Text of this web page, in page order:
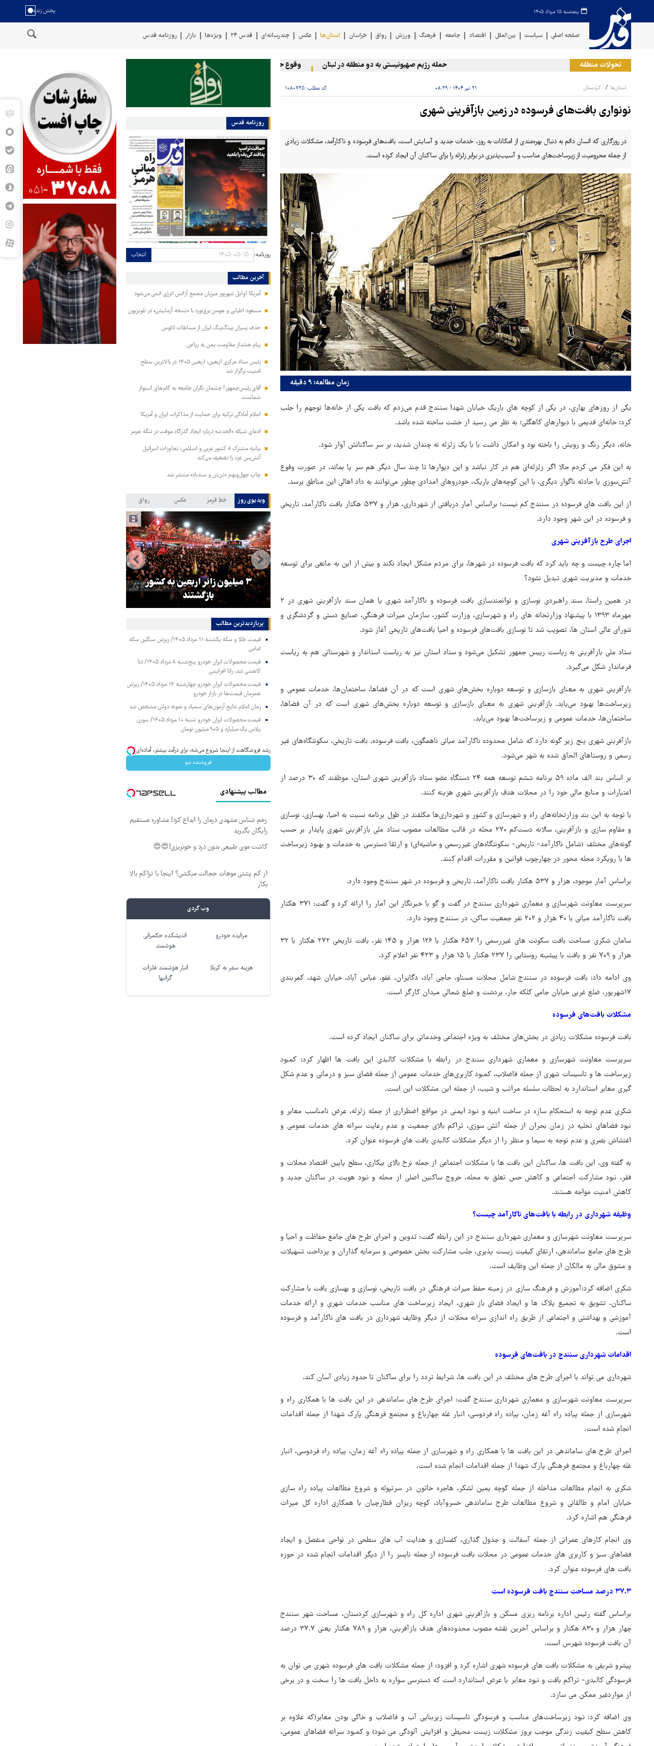
پنجشنبه ۱۵ مرداد ۱۴۰۵
صفحه اصلی سیاست بین‌الملل اقتصاد جامعه فرهنگ ورزش رواق خراسان استان‌ها عکس چندرسانه‌ای قدس ۲۴ ویژه‌ها بازار روزنامه قدس
تحولات منطقه حمله رژیم صهیونیستی به دو منطقه در لبنان وقوع حادثه دریایی در سواحل عمان سخنگوی نیروهای مسلح یمن: کشتی نفتی عربستان را با موشک
استان‌ها کردستان ۲۱ تیر ۱۴۰۴ - ۰۸:۲۹ کد مطلب: ۱۰۸۰۷۲۵
نونواری بافت‌های فرسوده در زمین بازآفرینی شهری
در روزگاری که انسان دائم به دنبال بهره‌مندی از امکانات به روز، خدمات جدید و آسایش است، بافت‌های فرسوده و ناکارآمد، مشکلات زیادی
از جمله محرومیت از زیرساخت‌های مناسب و آسیب‌پذیری در برابر زلزله را برای ساکنان آن ایجاد کرده است.
زمان مطالعه: ۹ دقیقه
یکی از روزهای بهاری، در یکی از کوچه های باریک خیابان شهدا سنندج قدم می‌زدم که بافت یکی از خانه‌ها توجهم را جلب
کرد؛ خانه‌ای قدیمی با دیوارهای کاهگلی؛ به نظر می رسید از خشت ساخته شده باشد.
خانه، دیگر رنگ و رویش را باخته بود و امکان داشت با با یک زلزله نه چندان شدید، بر سر ساکنانش آوار شود.
به این فکر می کردم حالا اگر زلزله‌ای هم در کار نباشد و این دیوارها تا چند سال دیگر هم سر پا بماند، در صورت وقوع
آتش‌سوزی یا حادثه ناگوار دیگری، با این کوچه‌های باریک، خودروهای امدادی چطور می‌توانند به داد اهالی این مناطق برسد.
از این بافت های فرسوده در سنندج کم نیست؛ براساس آمار دریافتی از شهرداری، هزار و ۵۳۷ هکتار بافت ناکارآمد، تاریخی
و فرسوده در این شهر وجود دارد.
اجرای طرح بازآفرینی شهری
اما چاره چیست و چه باید کرد که بافت فرسوده در شهرها، برای مردم مشکل ایجاد نکند و بیش از این به مانعی برای توسعه
خدمات و مدیریت شهری تبدیل نشود؟
در همین راستا، سند راهبردی نوسازی و توانمندسازی بافت فرسوده و ناکارآمد شهری یا همان سند بازآفرینی شهری در ۲
مهرماه ۱۳۹۳ با پیشنهاد وزارتخانه های راه و شهرسازی، وزارت کشور، سازمان میراث فرهنگی، صنایع دستی و گردشگری و
شورای عالی استان ها، تصویب شد تا نوسازی بافت‌های فرسوده و احیا بافت‌های تاریخی آغاز شود.
ستاد ملی بازآفرینی به ریاست رییس جمهور تشکیل می‌شود و ستاد استان نیز به ریاست استاندار و شهرستانی هم به ریاست
فرماندار شکل می‌گیرد.
بازآفرینی شهری به معنای بازسازی و توسعه‌ دوباره‌ بخش‌های شهری است که در آن فضاها، ساختمان‌ها، خدمات عمومی و
زیرساخت‌ها بهبود می‌یابد. بازآفرینی شهری به معنای بازسازی و توسعه‌ دوباره‌ بخش‌های شهری است که در آن فضاها،
ساختمان‌ها، خدمات عمومی و زیرساخت‌ها بهبود می‌یابد.
بازآفرینی شهری پنج زیر گونه دارد که شامل محدوده ناکارآمد میانی ناهمگون، بافت فرسوده، بافت تاریخی، سکونتگاه‌های غیر
رسمی و روستاهای الحاق شده به شهر می‌شود.
بر اساس بند الف ماده ۵۹ برنامه ششم توسعه همه ۲۴ دستگاه عضو ستاد بازآفرینی شهری استان، موظفند که ۳۰ درصد از
اعتبارات و منابع مالی خود را در محلات هدف بازآفرینی شهری هزینه کنند.
با توجه به این بند وزارتخانه‌های راه و شهرسازی و کشور و شهرداری‌ها مکلفند در طول برنامه نسبت به احیا، بهسازی، نوسازی
و مقاوم سازی و بازآفرینی، سالانه دست‌کم ۲۷۰ محله در قالب مطالعات مصوب ستاد ملی بازآفرینی شهری پایدار بر حسب
گونه‌های مختلف (شامل ناکارآمد- تاریخی- سکونتگاه‌های غیررسمی و حاشیه‌ای) و ارتقا دسترسی به خدمات و بهبود زیرساخت
ها با رویکرد محله محور در چهارچوب قوانین و مقررات اقدام کنند.
براساس آمار موجود، هزار و ۵۳۷ هکتار بافت ناکارآمد، تاریخی و فرسوده در شهر سنندج وجود دارد.
سرپرست معاونت شهرسازی و معماری شهرداری سنندج در گفت و گو با خبرنگار این آمار را ارائه کرد و گفت: ۳۷۱ هکتار
بافت ناکارآمد میانی با ۴۰ هزار و ۲۰۲ نفر جمعیت ساکن، در سنندج وجود دارد.
سامان شکری مساحت بافت سکونت های غیررسمی را ۶۵۷ هکتار با ۱۲۶ هزار و ۱۴۵ نفر، بافت تاریخی ۲۷۲ هکتار با ۳۲
هزار و ۷۰۹ نفر و بافت با پیشینه روستایی را ۲۳۷ هکتار با ۱۵ هزار و ۴۲۳ نفر اعلام کرد.
وی ادامه داد: بافت فرسوده در سنندج شامل محلات مسناو، حاجی آباد، دگایران، غفو، عباس آباد، خیابان شهد، کمربندی
۱۷شهریور، ضلع غربی خیابان جامی کلکه جار، بردشت و ضلع شمالی میدان کارگر است.
مشکلات بافت‌های فرسوده
بافت فرسوده مشکلات زیادی در بخش‌های مختلف به ویژه اجتماعی وخدماتی برای ساکنان ایجاد کرده است.
سرپرست معاونت شهرسازی و معماری شهرداری سنندج در رابطه با مشکلات کالبدی این بافت ها اظهار کرد: کمبود
زیرساخت ها و تاسیسات شهری از جمله فاضلاب، کمبود کاربری‌های خدمات عمومی از جمله فضای سبز و درمانی و عدم شکل
گیری معابر استاندارد به لحظات سلسله مراتب و شیب، از جمله این مشکلات این است.
شکری عدم توجه به استحکام سازه در ساخت ابنیه و نبود ایمنی در مواقع اضطراری از جمله زلزله، عرض نامناسب معابر و
نبود فضاهای تخلیه در زمان بحران از جمله آتش سوزی، تراکم بالای جمعیت و عدم رعایت سرانه های خدمات عمومی و
اغتشاش بصری و عدم توجه به سیما و منظر را از دیگر مشکلات کالبدی بافت های فرسوده عنوان کرد.
به گفته وی، این بافت ها، ساکنان این بافت ها با مشکلات اجتماعی از جمله نرخ بالای بیکاری، سطح پایین اقتصاد محلات و
فقر، نبود مشارکت اجتماعی و کاهش حس تعلق به محله، خروج ساکنین اصلی از محله و نبود هویت در ساکنان جدید و
کاهش امنیت مواجه هستند.
وظیفه شهرداری در رابطه با بافت‌های ناکارآمد چیست؟
سرپرست معاونت شهرسازی و معماری شهرداری سنندج در این رابطه گفت: تدوین و اجرای طرح های جامع حفاظت و احیا و
طرح های جامع ساماندهی، ارتقای کیفیت زیست پذیری، جلب مشارکت بخش خصوصی و سرمایه گذاران و پرداخت تسهیلات
و مشوق مالی به مالکان از جمله این وظایف است.
شکری اضافه کرد:آموزش و فرهنگ سازی در زمینه حفظ میراث فرهنگی در بافت تاریخی، نوسازی و بهسازی بافت با مشارکت
ساکنان، تشویق به تجمیع پلاک ها و ایجاد فضای باز شهری، ایجاد زیرساخت های مناسب خدمات شهری و ارائه خدمات
آموزشی و بهداشتی و اجتماعی از طریق راه اندازی سرانه محلات از دیگر وظایف شهرداری در بافت های ناکارآمد و فرسوده
است.
اقدامات شهرداری سنندج در بافت‌های فرسوده
شهرداری می تواند با اجرای طرح های مختلف در این بافت ها، شرایط تردد را برای ساکنان تا حدود زیادی آسان کند.
سرپرست معاونت شهرسازی و معماری شهرداری سنندج گفت: اجرای طرح های ساماندهی در این بافت ها با همکاری راه و
شهرسازی از جمله پیاده راه آغه زمان، پیاده راه فردوسی، انبار غله چهارباغ و مجتمع فرهنگی پارک شهدا از جمله اقدامات
انجام شده است.
اجرای طرح های ساماندهی در این بافت ها با همکاری راه و شهرسازی از جمله پیاده راه آغه زمان، پیاده راه فردوسی، انبار
غله چهارباغ و مجتمع فرهنگی پارک شهدا از جمله اقدامات انجام شده است.
شکری به انجام مطالعات مداخله از جمله کوچه یمین لشکر، هاجره خاتون در سرتپوله و شروع مطالعات پیاده راه سازی
خیابان امام و طالقانی و شروع مطالعات طرح ساماندهی خسروآباد، کوچه ریزان قطارچیان با همکاری اداره کل میراث
فرهنگی هم اشاره کرد.
وی انجام کارهای عمرانی از جمله آسفالت و جدول گذاری، کفسازی و هدایت آب های سطحی در نواحی منفصل و ایجاد
فضاهای سبز و کاربری های خدمات عمومی در محلات بافت فرسوده از جمله نایسر را از دیگر اقدامات انجام شده در حوزه
بافت های فرسوده عنوان کرد.
۳۷.۳ درصد مساحت سنندج بافت فرسوده است
براساس گفته رئیس اداره برنامه ریزی مسکن و بازآفرینی شهری اداره کل راه و شهرسازی کردستان، مساحت شهر سنندج
چهار هزار و ۸۳۰ هکتار و براساس آخرین نقشه مصوب محدوده‌های هدف بازآفرینی، هزار و ۷۸۹ هکتار یعنی ۳۷.۷ درصد
آن بافت فرسوده شهرس است.
پیشرو شریفی به مشکلات بافت های فرسوده شهری اشاره کرد و افزود: از جمله مشکلات بافت های فرسوده شهری می توان به
فرسودگی کالبدی- تراکم بافت و نبود معابر با عرض استاندارد است که دسترسی سواره به داخل بافت ها را سخت و در برخی
از مواردغیر ممکن می سازد.
وی اضافه کرد: نبود زیرساخت‌های مناسب و فرسودگی تاسیسات زیربنایی آب و فاضلاب و خاکی بودن معابر(که علاوه بر
کاهش سطح کیفیت زندگی موجب بروز مشکلات زیست محیطی و افزایش آلودگی می شود) و کمبود سرانه فضاهای عمومی،
روزنامه قدس
روزنامه: انتخاب
آخرین مطالب
آمریکا اوایل شهریور میزبان مجمع آژانس انرژی اتمی می‌شود
مسعود اطیابی و هومن برق‌نورد با «نسخه آزمایشی» در تلویزیون
حذف پسران پینگ‌پنگ ایران از مسابقات لائوس
پیام هشدار مقاومت یمن به ریاض
رئیس ستاد مرکزی اربعین: اربعین ۱۴۰۵ در بالاترین سطح
امنیت برگزار شد
آقای رئیس‌جمهور! چشمان نگران جامعه به گام‌های استوار
شماست
اعلام آمادگی ترکیه برای حمایت از مذاکرات ایران و آمریکا
ادعای شبکه «الحدث» درباره ایجاد گذرگاه موقت در تنگه هرمز
بیانیه مشترک ۸ کشور عربی و اسلامی: تجاوزات اسرائیل
آتش‌بس غزه را تضعیف می‌کند
چاپ چهل‌ونهم «تن‌تن و سندباد» منتشر شد
ویدیوی روز خط قرمز عکس رواق
هماهنگی محور مقاومت، آمریکا را
در منطقه درمانده کرد
جنگ‌طلبی است!
۳ میلیون زائر اربعین به کشور
بازگشتند
پربازدیدترین‌ مطالب
قیمت طلا و سکه یکشنبه ۱۱ مرداد ۱۴۰۵/ ریزش سنگین سکه
امامی
قیمت محصولات ایران خودرو پنج‌شنبه ۸ مرداد ۱۴۰۵/ دنا
کاهشی شد، رانا افزایشی
قیمت محصولات ایران خودرو چهارشنبه ۱۴ مرداد ۱۴۰۵/ ریزش
همزمان قیمت‌ها در بازار خودرو
زمان اعلام نتایج آزمون‌های سمپاد و نمونه دولتی مشخص شد
قیمت محصولات ایران خودرو شنبه ۱۰ مرداد ۱۴۰۵/ سورن
پلاس یک میلیارد و ۹۰۵ میلیون تومان
رشد فروشگاهت از اینجا شروع می‌شه، برای درآمد بیشتر، آماده‌ای؟
فروشنده شو
مطالب پیشنهادی
زخم شناس مشهدی درمان را ابداع کرد! مشاوره مستقیم
رایگان بگیرید
کاشت موی طبیعی بدون درد و خونریزی!😍😍
از کم پشتی موهات خجالت میکشی؟ اینجا با تراکم بالا
بکار
وب گردی
مزایده خودرو
اندیشکده حکمرانی
هوشمند
هزینه سفر به کربلا
انبار هوشمند فلزات
گرانبها